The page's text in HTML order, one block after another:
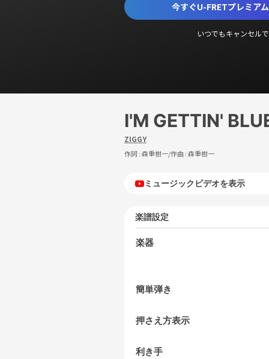
今すぐU-FRETプレミア
いつでもキャンセル
I'M GETTIN'
ZIGGY
作詞 :森重樹一/作曲 :森重樹一
ミュージックビデオを表示
楽譜設定
楽器
簡単弾き
押さえ方表示
利き手